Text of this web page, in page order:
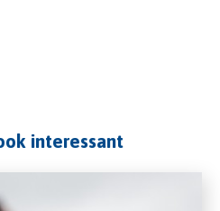
interessant